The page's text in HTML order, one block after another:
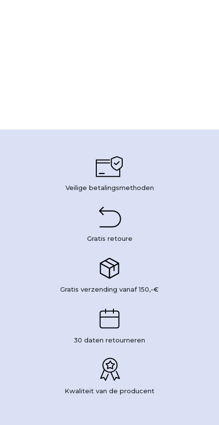
Veilige betalingsmethoden
Gratis retoure
Gratis verzending vanaf 150,-€
30 daten retourneren
Kwaliteit van de producent